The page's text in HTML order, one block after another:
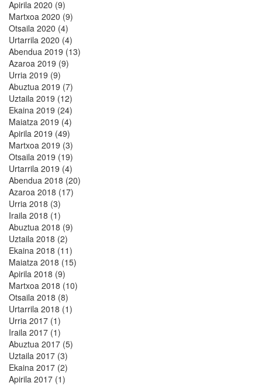
Apirila 2020 (9)
Martxoa 2020 (9)
Otsaila 2020 (4)
Urtarrila 2020 (4)
Abendua 2019 (13)
Azaroa 2019 (9)
Urria 2019 (9)
Abuztua 2019 (7)
Uztaila 2019 (12)
Ekaina 2019 (24)
Maiatza 2019 (4)
Apirila 2019 (49)
Martxoa 2019 (3)
Otsaila 2019 (19)
Urtarrila 2019 (4)
Abendua 2018 (20)
Azaroa 2018 (17)
Urria 2018 (3)
Iraila 2018 (1)
Abuztua 2018 (9)
Uztaila 2018 (2)
Ekaina 2018 (11)
Maiatza 2018 (15)
Apirila 2018 (9)
Martxoa 2018 (10)
Otsaila 2018 (8)
Urtarrila 2018 (1)
Urria 2017 (1)
Iraila 2017 (1)
Abuztua 2017 (5)
Uztaila 2017 (3)
Ekaina 2017 (2)
Apirila 2017 (1)